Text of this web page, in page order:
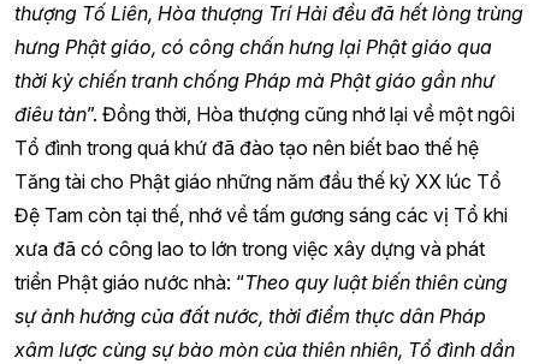
thượng Tố Liên, Hòa thượng Trí Hải đều đã hết lòng trùng
hưng Phật giáo, có công chấn hưng lại Phật giáo qua
thời kỳ chiến tranh chống Pháp mà Phật giáo gần như
điêu tàn”. Đồng thời, Hòa thượng cũng nhớ lại về một ngôi
Tổ đình trong quá khứ đã đào tạo nên biết bao thế hệ
Tăng tài cho Phật giáo những năm đầu thế kỷ XX lúc Tổ
Đệ Tam còn tại thế, nhớ về tấm gương sáng các vị Tổ khi
xưa đã có công lao to lớn trong việc xây dựng và phát
triển Phật giáo nước nhà: “Theo quy luật biến thiên cùng
sự ảnh hưởng của đất nước, thời điểm thực dân Pháp
xâm lược cùng sự bào mòn của thiên nhiên, Tổ đình dần